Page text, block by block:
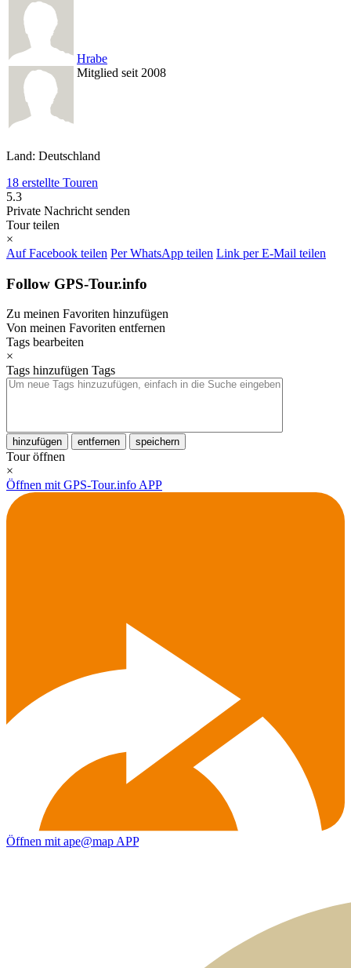
Hrabe
Mitglied seit 2008
Land: Deutschland
18 erstellte Touren
5.3
Private Nachricht senden
Tour teilen
×
Auf Facebook teilen Per WhatsApp teilen Link per E-Mail teilen
Follow GPS-Tour.info
Zu meinen Favoriten hinzufügen
Von meinen Favoriten entfernen
Tags bearbeiten
×
Tags hinzufügen Tags
hinzufügen entfernen speichern
Tour öffnen
×
Öffnen mit GPS-Tour.info APP
Öffnen mit ape@map APP